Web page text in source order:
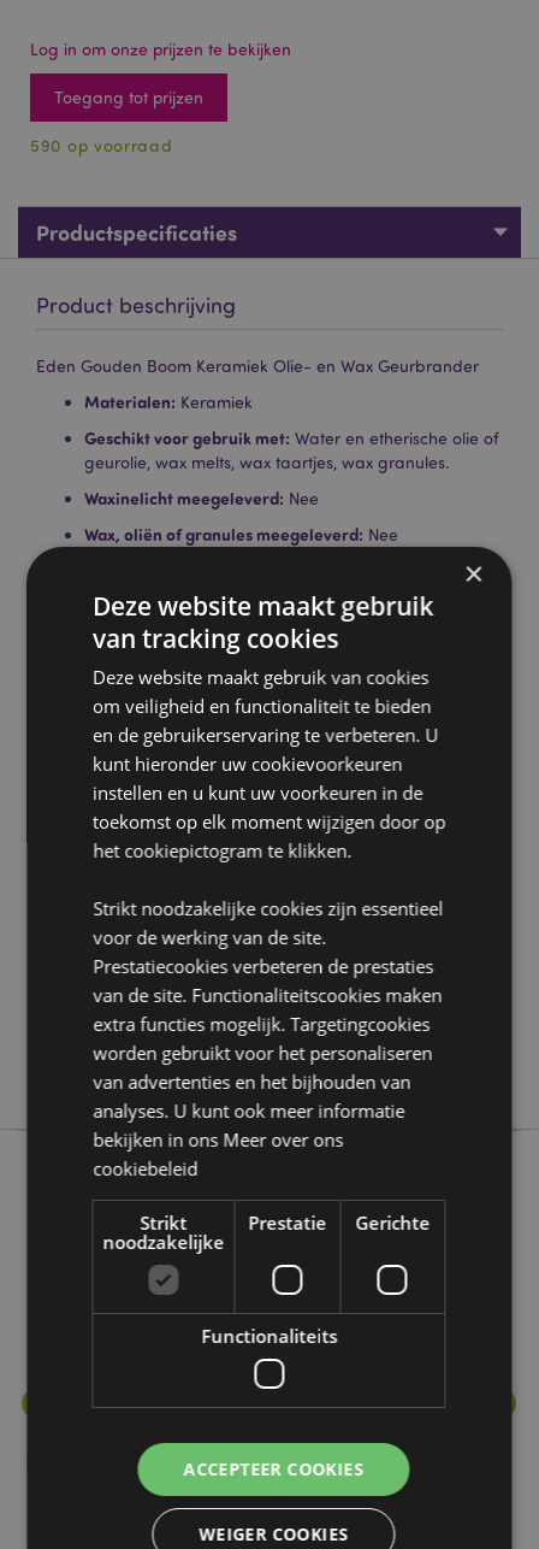
Log in om onze prijzen te bekijken
Toegang tot prijzen
590 op voorraad
Productspecificaties
Product beschrijving
Eden Gouden Boom Keramiek Olie- en Wax Geurbrander
Materialen: Keramiek
Geschikt voor gebruik met: Water en etherische olie of
geurolie, wax melts, wax taartjes, wax granules.
Waxinelicht meegeleverd: Nee
Wax, oliën of granules meegeleverd: Nee
Lees altijd de meegeleverde
bijsluiter. Gebruik een goede kwaliteit theelicht en
maak het schaaltje niet te vol.
Product Bron:
Zoekt u meer informatie over kopen bij Puckator?
Lees dan onzeklanten informatie gids.
Product eigenschappen
Hoogte 11.5cm Breedte 9cm Diepte 9cm
48
0.365000
Nee
Nee
Nee
Meer van deze lijn
×
Deze website maakt gebruik
van tracking cookies
Deze website maakt gebruik van cookies
om veiligheid en functionaliteit te bieden
en de gebruikerservaring te verbeteren. U
kunt hieronder uw cookievoorkeuren
instellen en u kunt uw voorkeuren in de
toekomst op elk moment wijzigen door op
het cookiepictogram te klikken.
Strikt noodzakelijke cookies zijn essentieel
voor de werking van de site.
Prestatiecookies verbeteren de prestaties
van de site. Functionaliteitscookies maken
extra functies mogelijk. Targetingcookies
worden gebruikt voor het personaliseren
van advertenties en het bijhouden van
analyses. U kunt ook meer informatie
bekijken in ons Meer over ons
cookiebeleid
Strikt
noodzakelijke
Prestatie Gerichte
Functionaliteits
ACCEPTEER COOKIES
WEIGER COOKIES